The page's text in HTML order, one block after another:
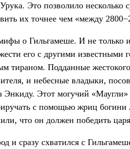
Это позволило несколько
их точнее чем «между
о Гильгамеше. И не только
его с другими
тираном. Подданные
и небесные владыки,
Энкиду. Этот могучий
с помощью жриц богини
что он должен победить
и сразу схватился с